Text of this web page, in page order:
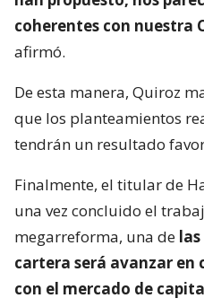
coherentes con nuestra
afirmó.
De esta manera, Quiroz
que los planteamientos
tendrán un resultado
Finalmente, el titular de
una vez concluido el
megarreforma, una de
cartera será avanzar en
con el mercado de